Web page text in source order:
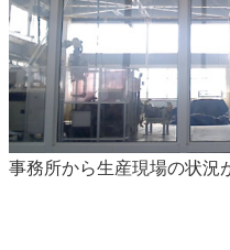
事務所から生産現場の状況